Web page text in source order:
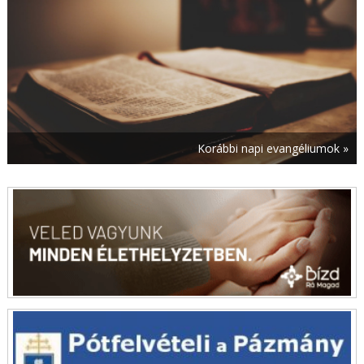
augusztus 5. | 11:20
Szöul ad otthont az első keresztény–
konfuciánus tanácskozásnak
augusztus 5. | 10:32
Isten kegyelme csodálatosan egészíti ki
erőfeszítéseinket – Véget ért az idei Szent
A múlt és a jelen összeér – 800 éves Nemesbőd
augusztus 5. | 9:01
Kettős jubileumot ünnepeltek a mallersdorfi
augusztus 5. | 6:00
Havas Boldogasszony
augusztus 5. | 5:00
Útravaló – 2026. augusztus 5.
Korábbi napi evangéliumok »